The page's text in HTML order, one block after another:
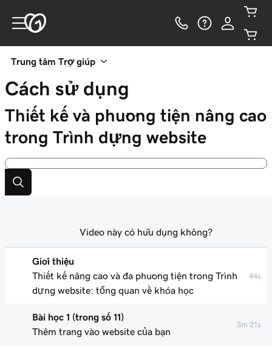
Trung tâm Trợ giúp
Cách sử dụng
Thiết kế và phương tiện nâng cao
trong Trình dựng website
Giới thiệu
Thiết kế nâng cao và đa phương tiện trong Trình
dựng website: tổng quan về khóa học
44s
Bài học 1 (trong số 11)
Thêm trang vào website của bạn
3m 21s
Video này có hữu dụng không?